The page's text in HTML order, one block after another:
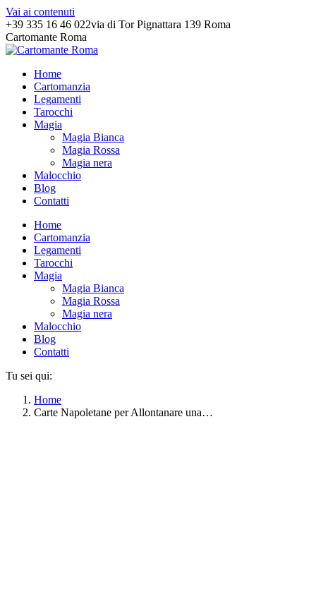
Vai ai contenuti
+39 335 16 46 022via di Tor Pignattara 139 Roma
Cartomante Roma
Home
Cartomanzia
Legamenti
Tarocchi
Magia
Magia Bianca
Magia Rossa
Magia nera
Malocchio
Blog
Contatti
Home
Cartomanzia
Legamenti
Tarocchi
Magia
Magia Bianca
Magia Rossa
Magia nera
Malocchio
Blog
Contatti
Tu sei qui:
Home
Carte Napoletane per Allontanare una…